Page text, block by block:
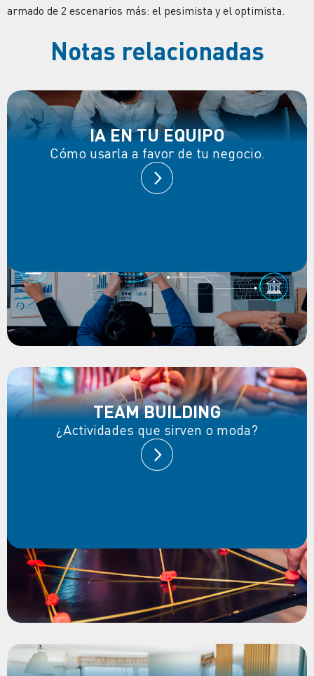
armado de 2 escenarios más: el pesimista y el optimista.
Notas relacionadas
IA EN TU EQUIPO
Cómo usarla a favor de tu negocio.
TEAM BUILDING
¿Actividades que sirven o moda?